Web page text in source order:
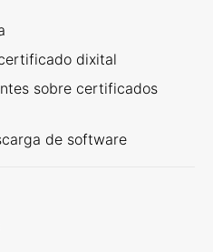
dixital
sobre certificados
de software